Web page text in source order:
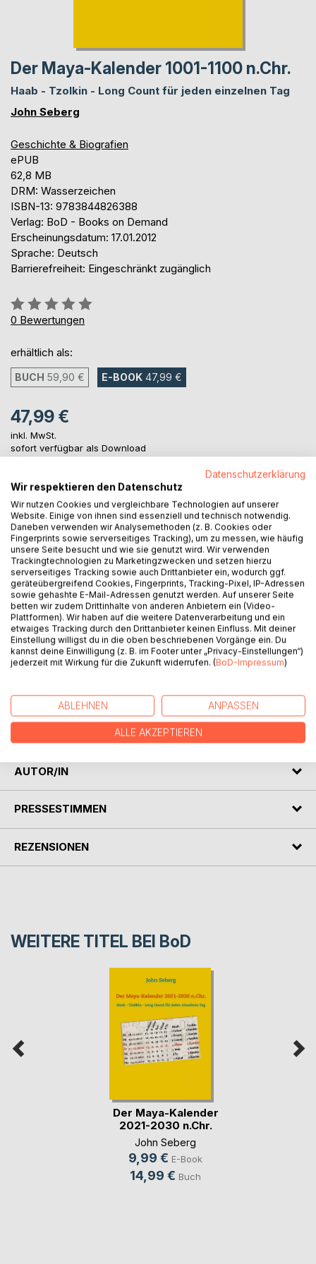
Der Maya-Kalender 1001-1100 n.Chr.
Haab - Tzolkin - Long Count für jeden einzelnen Tag
John Seberg
Geschichte & Biografien
ePUB
62,8 MB
DRM: Wasserzeichen
ISBN-13: 9783844826388
Verlag: BoD - Books on Demand
Erscheinungsdatum: 17.01.2012
Sprache: Deutsch
Barrierefreiheit: Eingeschränkt zugänglich
Bewertung::
0%
0 Bewertungen
erhältlich als:
BUCH 59,90 € E-BOOK 47,99 €
47,99 €
inkl. MwSt.
sofort verfügbar als Download
Auf die Merkliste
Titel bewerten
BESCHREIBUNG
Die erste Gesamtausgabe der drei Maya-Kalender -
Tzolkin + Haab + Long Count - für jeden einzelnen Tag
vom Beginn 3114 v.Chr. bis 2100 n.Chr.
AUTOR/IN
PRESSESTIMMEN
REZENSIONEN
WEITERE TITEL BEI BoD
Der Maya-Kalender
2021-2030 n.Chr.
John Seberg
9,99 € E-Book
14,99 € Buch
Datenschutzerklärung
Wir respektieren den Datenschutz
Wir nutzen Cookies und vergleichbare Technologien auf unserer
Website. Einige von ihnen sind essenziell und technisch notwendig.
Daneben verwenden wir Analysemethoden (z. B. Cookies oder
Fingerprints sowie serverseitiges Tracking), um zu messen, wie häufig
unsere Seite besucht und wie sie genutzt wird. Wir verwenden
Trackingtechnologien zu Marketingzwecken und setzen hierzu
serverseitiges Tracking sowie auch Drittanbieter ein, wodurch ggf.
geräteübergreifend Cookies, Fingerprints, Tracking-Pixel, IP-Adressen
sowie gehashte E-Mail-Adressen genutzt werden. Auf unserer Seite
betten wir zudem Drittinhalte von anderen Anbietern ein (Video-
Plattformen). Wir haben auf die weitere Datenverarbeitung und ein
etwaiges Tracking durch den Drittanbieter keinen Einfluss. Mit deiner
Einstellung willigst du in die oben beschriebenen Vorgänge ein. Du
kannst deine Einwilligung (z. B. im Footer unter „Privacy-Einstellungen“)
jederzeit mit Wirkung für die Zukunft widerrufen. (BoD-Impressum)
ABLEHNEN ANPASSEN
ALLE AKZEPTIEREN